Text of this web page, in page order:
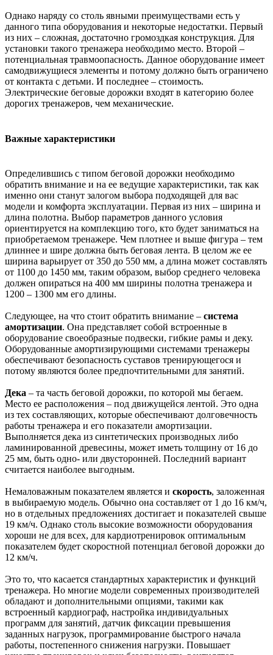
Однако наряду со столь явными преимуществами есть у
данного типа оборудования и некоторые недостатки. Первый
из них – сложная, достаточно громоздкая конструкция. Для
установки такого тренажера необходимо место. Второй –
потенциальная травмоопасность. Данное оборудование имеет
самодвижущиеся элементы и потому должно быть ограничено
от контакта с детьми. И последнее – стоимость.
Электрические беговые дорожки входят в категорию более
дорогих тренажеров, чем механические.
Важные характеристики
Определившись с типом беговой дорожки необходимо
обратить внимание и на ее ведущие характеристики, так как
именно они станут залогом выбора подходящей для вас
модели и комфорта эксплуатации. Первая из них – ширина и
длина полотна. Выбор параметров данного условия
ориентируется на комплекцию того, кто будет заниматься на
приобретаемом тренажере. Чем плотнее и выше фигура – тем
длиннее и шире должна быть беговая лента. В целом же ее
ширина варьирует от 350 до 550 мм, а длина может составлять
от 1100 до 1450 мм, таким образом, выбор среднего человека
должен опираться на 400 мм ширины полотна тренажера и
1200 – 1300 мм его длины.
Следующее, на что стоит обратить внимание – система
амортизации. Она представляет собой встроенные в
оборудование своеобразные подвески, гибкие рамы и деку.
Оборудованные амортизирующими системами тренажеры
обеспечивают безопасность суставов тренирующегося и
потому являются более предпочтительными для занятий.
Дека – та часть беговой дорожки, по которой мы бегаем.
Место ее расположения – под движущейся лентой. Это одна
из тех составляющих, которые обеспечивают долговечность
работы тренажера и его показатели амортизации.
Выполняется дека из синтетических производных либо
ламинированной древесины, может иметь толщину от 16 до
25 мм, быть одно- или двусторонней. Последний вариант
считается наиболее выгодным.
Немаловажным показателем является и скорость, заложенная
в выбираемую модель. Обычно она составляет от 1 до 16 км/ч,
но в отдельных предложениях достигает и показателей свыше
19 км/ч. Однако столь высокие возможности оборудования
хороши не для всех, для кардиотренировок оптимальным
показателем будет скоростной потенциал беговой дорожки до
12 км/ч.
Это то, что касается стандартных характеристик и функций
тренажера. Но многие модели современных производителей
обладают и дополнительными опциями, такими как
встроенный кардиограф, настройка индивидуальных
программ для занятий, датчик фиксации превышения
заданных нагрузок, программирование быстрого начала
работы, постепенного снижения нагрузки. Повышает